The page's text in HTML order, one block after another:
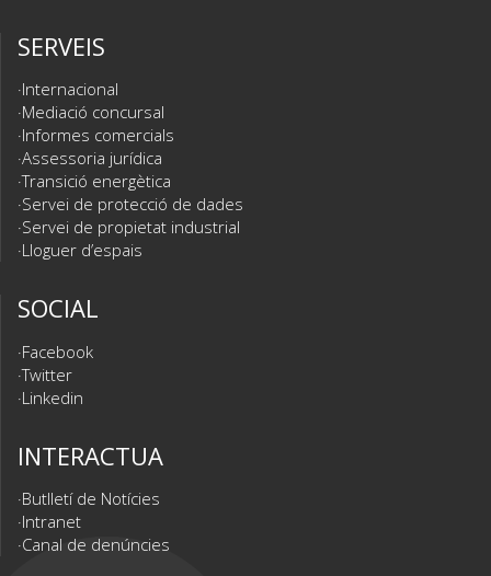
SERVEIS
Internacional
Mediació concursal
Informes comercials
Assessoria jurídica
Transició energètica
Servei de protecció de dades
Servei de propietat industrial
Lloguer d’espais
SOCIAL
Facebook
Twitter
Linkedin
INTERACTUA
Butlletí de Notícies
Intranet
Canal de denúncies